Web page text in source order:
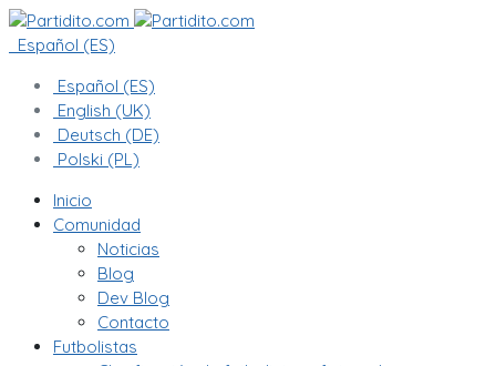
Español (ES)
Español (ES)
English (UK)
Deutsch (DE)
Polski (PL)
Inicio
Comunidad
Noticias
Blog
Dev Blog
Contacto
Futbolistas